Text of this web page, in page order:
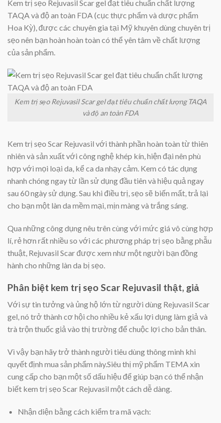
Kem trị sẹo Rejuvasil Scar gel đạt tiêu chuẩn chất lượng
TAQA và độ an toàn FDA (cục thực phẩm và dược phẩm
Hoa Kỳ), được các chuyên gia tại Mỹ khuyên dùng chuyên trị
sẹo nên bạn hoàn hoàn toàn có thể yên tâm về chất lượng
của sản phẩm.
Kem trị sẹo Rejuvasil Scar gel đạt tiêu chuẩn chất lượng TAQA
và độ an toàn FDA
Kem trị sẹo Scar Rejuvasil với thành phần hoàn toàn từ thiên
nhiên và sản xuất với công nghệ khép kín, hiện đại nên phù
hợp với mọi loại da, kể ca da nhạy cảm. Kem có tác dụng
nhanh chóng ngay từ lần sử dụng đầu tiên và hiệu quả ngay
sau 60 ngày sử dụng. Sau khi điều trị, sẹo sẽ biến mất, trả lại
cho bạn một làn da mềm mại, mịn màng và trắng sáng.
Qua những công dụng nêu trên cùng với mức giá vô cùng hợp
lí, rẻ hơn rất nhiều so với các phương pháp trị sẹo bằng phẫu
thuật, Rejuvasil Scar được xem như một người bạn đồng
hành cho những làn da bị sẹo.
Phân biệt kem trị sẹo Scar Rejuvasil thật, giả
Với sự tin tưởng và ủng hộ lớn từ người dùng Rejuvasil Scar
gel, nó trở thành cơ hội cho nhiều kẻ xấu lợi dụng làm giả và
trà trộn thuốc giả vào thị trường để chuộc lợi cho bản thân.
Vì vậy bạn hãy trở thành người tiêu dùng thông minh khi
quyết định mua sản phẩm này.Siêu thị mỹ phẩm TEMA xin
cung cấp cho bạn một số dấu hiệu để giúp bạn có thể nhận
biết kem trị sẹo Scar Rejuvasil một cách dễ dàng.
Nhận diện bằng cách kiểm tra mã vạch: